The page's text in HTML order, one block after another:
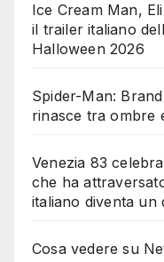
Ice Cream Man,
il trailer italiano
Halloween 2026
Spider-Man:
rinasce tra ombre
Venezia 83
che ha
italiano diventa un
Cosa vedere su